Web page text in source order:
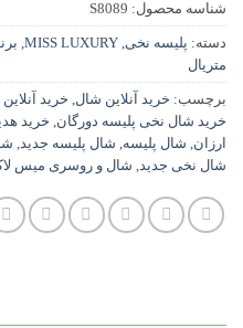
شناسه محصول: S8089
دسته: پلیسه نخی,
MISS LUXURY
,
متریال
برچسب: خرید آنلاین شال, خرید
خرید شال نخی پلیسه دورگان, خرید
ارزان, شال پلیسه, شال پلیسه جدید,
شال نخی جدید, شال و روسری میس